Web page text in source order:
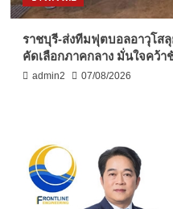
ราชบุรี-ส่งทีมฟุตบอลอาวุโส
คัดเลือกภาคกลาง มั่นใจคว้า
admin2 07/08/2026